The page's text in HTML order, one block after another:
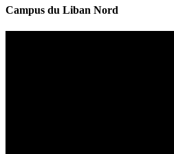
Campus du Liban Nord